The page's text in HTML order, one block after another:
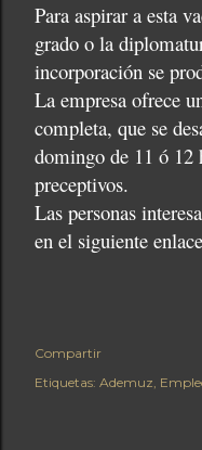
Para aspirar a esta
grado o la
incorporación se
La empresa ofrece
completa, que se
domingo de 11 ó 12
preceptivos.
Las personas
en el siguiente
Compartir
Etiquetas: Ademuz